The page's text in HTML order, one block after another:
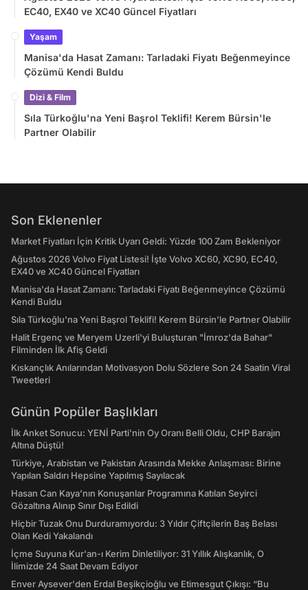
EC40, EX40 ve XC40 Güncel Fiyatları
Yaşam
Manisa'da Hasat Zamanı: Tarladaki Fiyatı Beğenmeyince
Çözümü Kendi Buldu
Dizi & Film
Sıla Türkoğlu'na Yeni Başrol Teklifi! Kerem Bürsin'le
Partner Olabilir
Son Eklenenler
Market Fiyatları İçin Kritik Uyarı Geldi: Yüzde 100 Zam Bekleniyor
Ağustos 2026 Volvo Fiyat Listesi! İşte Volvo XC60, XC90, EC40,
EX40 ve XC40 Güncel Fiyatları
Manisa'da Hasat Zamanı: Tarladaki Fiyatı Beğenmeyince Çözümü
Kendi Buldu
Sıla Türkoğlu'na Yeni Başrol Teklifi! Kerem Bürsin'le Partner Olabilir
Halit Ergenç ve Meryem Uzerli'yi Buluşturan "İmroz'da Bahar"
Filminden İlk Afiş Geldi
Kıskançlık Anılarından Motivasyon Dolu Sözlere Son 24 Saatin Viral
Tweetleri
Günün Popüler Başlıkları
İlk Anket Sonucu: YENİ Parti'nin Oy Oranı Belli Oldu, CHP Barajın
Altına Düştü!
Türkiye, Arabistan ve Pakistan Arasında Mekke Anlaşması: Birine
Yapılan Saldırı Hepsine Yapılmış Sayılacak
Hasan Can Kaya’nın Konuşanlar Programına Katılan Seyirci
Gözaltına Alınıp Sınır Dışı Edildi
Hiçbir Tuzak Onu Durduramıyordu: 3 Yıldır Çiftçilerin Baş Belası
Olan Kedi Yakalandı
İçme Suyuna Kur'an-ı Kerim Dinletiliyor: 31 Yıllık Alışkanlık, O
İlimizde 24 Saat Devam Ediyor
Enver Aysever'den Erdal Beşikçioğlu ve Etimesgut Çıkışı: “Bu